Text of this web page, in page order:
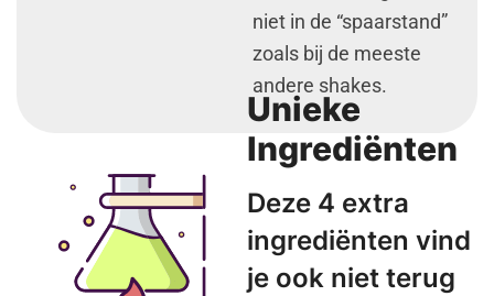
niet in de “spaarstand”
zoals bij de meeste
andere shakes.
Unieke
Ingrediënten
Deze 4 extra
ingrediënten vind
je ook niet terug